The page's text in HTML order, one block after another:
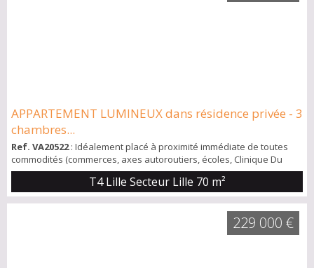
APPARTEMENT LUMINEUX dans résidence privée - 3
chambres...
Ref. VA20522: Idéalement placé à proximité immédiate de toutes
commodités (commerces, axes autoroutiers, écoles, Clinique Du
Bois, … ), dans une rue prisée et à 4 min à pied du métro Bois
Blancs, ce bel appartement lumineux (traversant) au 3éme étage
d'une résidence privée sécurisée comprend: Une entrée donnant
sur le salon-séjour , une grande cuisine équipée avec cellier, trois
T4 Lille Secteur Lille 70 m²
229 000 €